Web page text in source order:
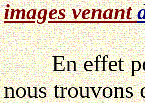
images venant
En effet pour
nous trouvons